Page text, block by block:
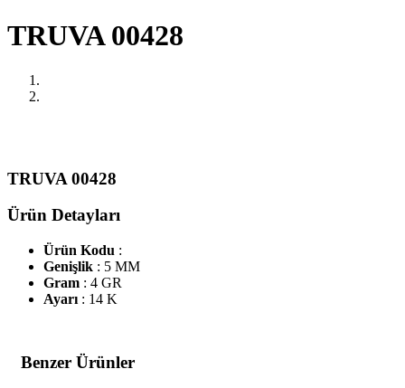
TRUVA 00428
TRUVA 00428
Ürün Detayları
Ürün Kodu :
Genişlik : 5 MM
Gram : 4 GR
Ayarı : 14 K
Benzer Ürünler